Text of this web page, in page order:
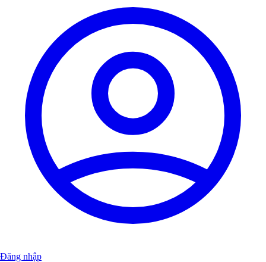
Đăng nhập